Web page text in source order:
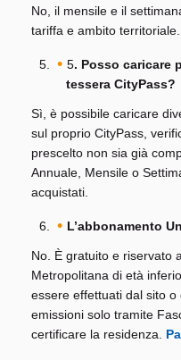
No, il mensile e il
tariffa e ambito territoriale.
5. Posso caricare
tessera CityPass?
Sì, è possibile caricare
sul proprio CityPass,
prescelto non sia già
Annuale, Mensile o
acquistati.
L’abbonamento
No. È gratuito e riservato
Metropolitana di età
essere effettuati dal sito o
emissioni solo tramite
certificare la residenza.